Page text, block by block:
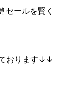
セールを賢く
おります↓↓